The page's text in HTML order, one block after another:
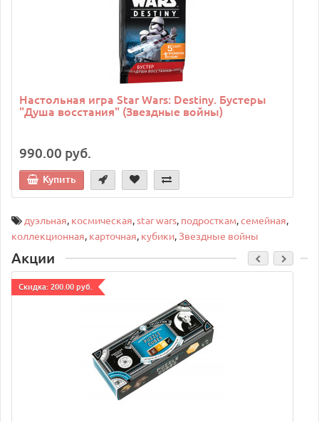
Настольная игра Star Wars: Destiny. Бустеры
"Душа восстания" (Звездные войны)
990.00 руб.
Купить
дуэльная, космическая,star wars, подросткам,семейная,
коллекционная, карточная, кубики,Звездные войны
Акции
Cкидка: 200.00 руб.